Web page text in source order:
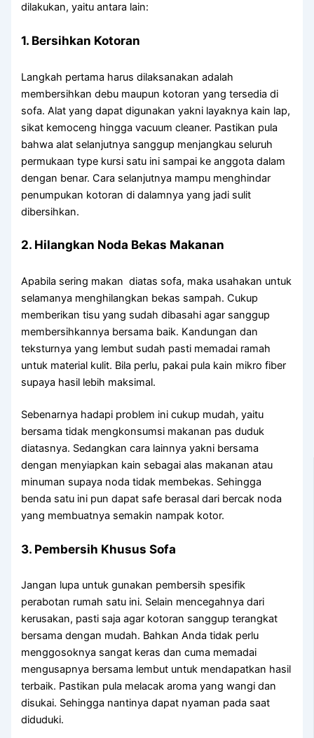
dilakukan, yaitu antara lain:
1. Bersihkan Kotoran
Langkah pertama harus dilaksanakan adalah
membersihkan debu maupun kotoran yang tersedia di
sofa. Alat yang dapat digunakan yakni layaknya kain lap,
sikat kemoceng hingga vacuum cleaner. Pastikan pula
bahwa alat selanjutnya sanggup menjangkau seluruh
permukaan type kursi satu ini sampai ke anggota dalam
dengan benar. Cara selanjutnya mampu menghindar
penumpukan kotoran di dalamnya yang jadi sulit
dibersihkan.
2. Hilangkan Noda Bekas Makanan
Apabila sering makan diatas sofa, maka usahakan untuk
selamanya menghilangkan bekas sampah. Cukup
memberikan tisu yang sudah dibasahi agar sanggup
membersihkannya bersama baik. Kandungan dan
teksturnya yang lembut sudah pasti memadai ramah
untuk material kulit. Bila perlu, pakai pula kain mikro fiber
supaya hasil lebih maksimal.
Sebenarnya hadapi problem ini cukup mudah, yaitu
bersama tidak mengkonsumsi makanan pas duduk
diatasnya. Sedangkan cara lainnya yakni bersama
dengan menyiapkan kain sebagai alas makanan atau
minuman supaya noda tidak membekas. Sehingga
benda satu ini pun dapat safe berasal dari bercak noda
yang membuatnya semakin nampak kotor.
3. Pembersih Khusus Sofa
Jangan lupa untuk gunakan pembersih spesifik
perabotan rumah satu ini. Selain mencegahnya dari
kerusakan, pasti saja agar kotoran sanggup terangkat
bersama dengan mudah. Bahkan Anda tidak perlu
menggosoknya sangat keras dan cuma memadai
mengusapnya bersama lembut untuk mendapatkan hasil
terbaik. Pastikan pula melacak aroma yang wangi dan
disukai. Sehingga nantinya dapat nyaman pada saat
diduduki.